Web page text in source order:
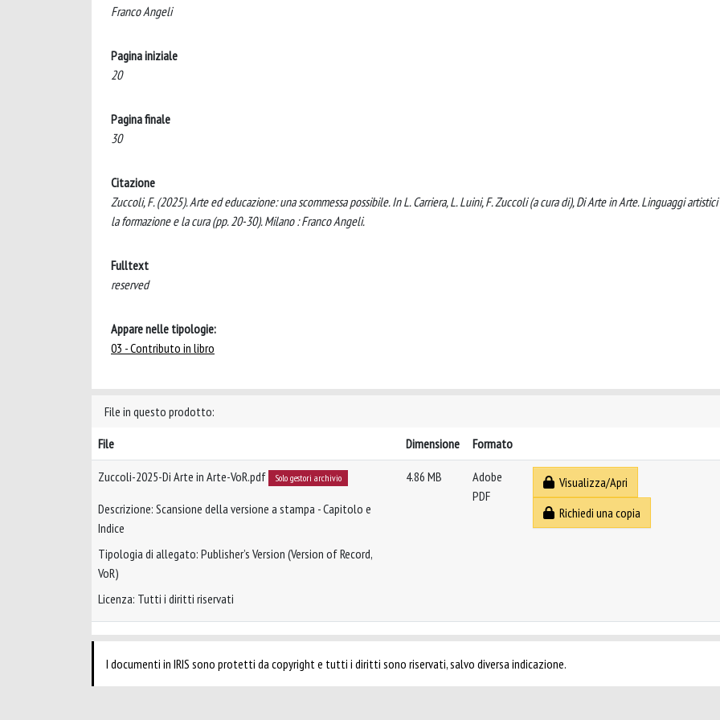
Franco Angeli
Pagina iniziale
20
Pagina finale
30
Citazione
Zuccoli, F. (2025). Arte ed educazione: una scommessa possibile. In L. Carriera, L. Luini, F. Zuccoli (a cura di), Di Arte in Arte. Linguaggi
la formazione e la cura (pp. 20-30). Milano : Franco Angeli.
Fulltext
reserved
Appare nelle tipologie:
03 - Contributo in libro
File in questo prodotto:
File
Dimensione Formato
Zuccoli-2025-Di Arte in Arte-VoR.pdf Solo gestori archivio
Descrizione: Scansione della versione a stampa - Capitolo e
Indice
Tipologia di allegato: Publisher’s Version (Version of Record,
VoR)
Licenza: Tutti i diritti riservati
4.86 MB
Adobe
PDF
Visualizza/Apri
Richiedi una copia
I documenti in IRIS sono protetti da copyright e tutti i diritti sono riservati, salvo diversa indicazione.